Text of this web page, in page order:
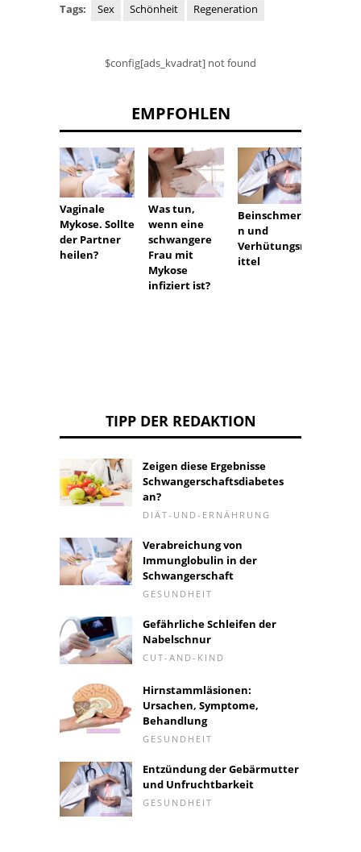
Tags: Sex Schönheit Regeneration
$config[ads_kvadrat] not found
EMPFOHLEN
Vaginale
Mykose. Sollte
der Partner
heilen?
Was tun,
wenn eine
schwangere
Frau mit
Mykose
infiziert ist?
Beinschmerze
n und
Verhütungsm
ittel
TIPP DER REDAKTION
Zeigen diese Ergebnisse
Schwangerschaftsdiabetes
an?
DIÄT-UND-ERNÄHRUNG
Verabreichung von
Immunglobulin in der
Schwangerschaft
GESUNDHEIT
Gefährliche Schleifen der
Nabelschnur
CUT-AND-KIND
Hirnstammläsionen:
Ursachen, Symptome,
Behandlung
GESUNDHEIT
Entzündung der Gebärmutter
und Unfruchtbarkeit
GESUNDHEIT